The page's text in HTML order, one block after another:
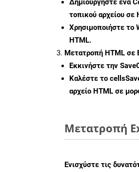
τοπικού αρχείου σε
Χρησιμοποιήστε το
HTML.
Μετατροπή HTML σε
Εκκινήστε την
Καλέστε το
αρχείο HTML σε
Μετατροπή
Ενισχύστε τις